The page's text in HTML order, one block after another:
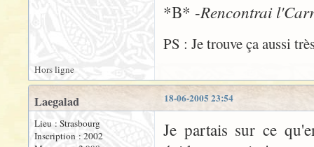
*B* -Rencontrai
PS : Je trouve ça aussi
Hors ligne
18-06-2005 23:54
Laegalad
Lieu : Strasbourg
Inscription : 2002
Je partais sur ce